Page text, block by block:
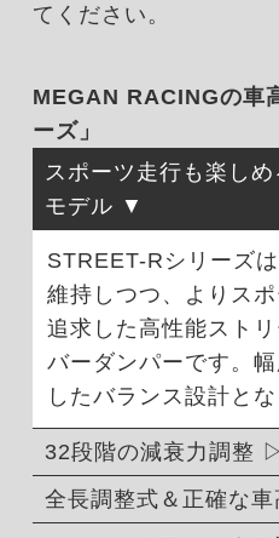
てください。
MEGAN RACINGの車
ーズ」
スポーツ走行も楽し
モデル
STREET-Rシリーズ
維持しつつ、よりス
追求した高性能スト
バーダンパーです。
したバランス設計とな
32段階の減衰力調整
全長調整式＆正確な車